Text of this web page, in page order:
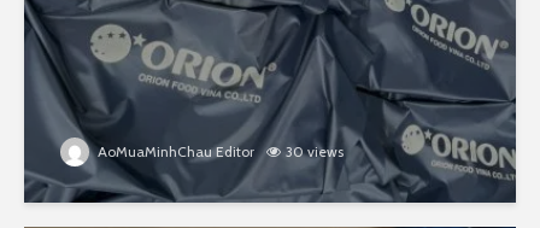
AoMuaMinhChau Editor 30 views